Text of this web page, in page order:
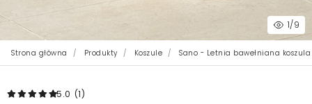
1/9
Strona główna Produkty Koszule Sano - Letnia bawełniana koszula
5.0 (1)